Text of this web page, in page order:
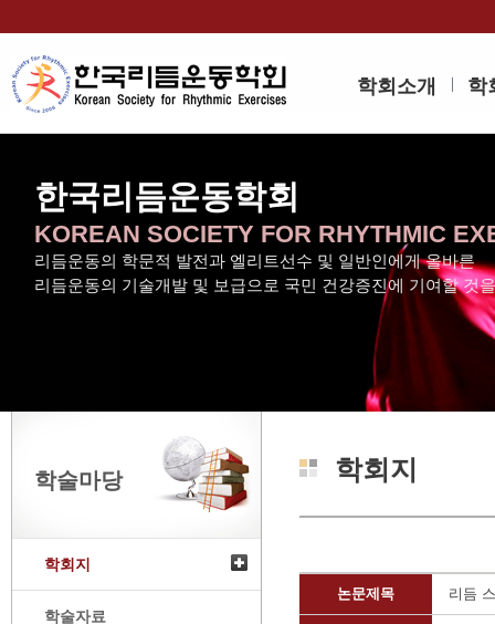
학회소개 학
한국리듬운동학회
KOREAN SOCIETY FOR RHYTHMIC
리듬운동의 학문적 발전과 엘리트선수 및 일반인에게 올바른
리듬운동의 기술개발 및 보급으로 국민 건강증진에 기여할 것
학술마당
학회지
학술자료
학회지
논문제목 리듬